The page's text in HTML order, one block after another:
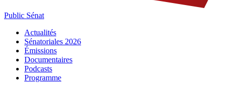
Public Sénat
Actualités
Sénatoriales 2026
Émissions
Documentaires
Podcasts
Programme